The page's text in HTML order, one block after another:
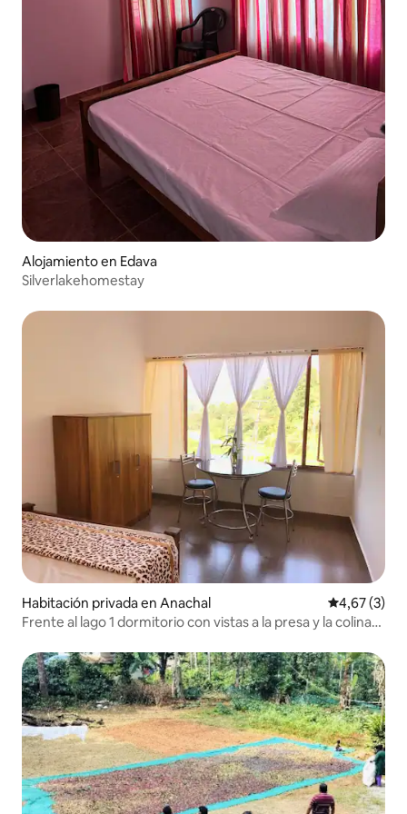
Alojamiento en Edava
Silverlakehomestay
Habitación privada en Anachal Calificación
4,67 (3)
Frente al lago 1 dormitorio con vistas a la presa y la colina-